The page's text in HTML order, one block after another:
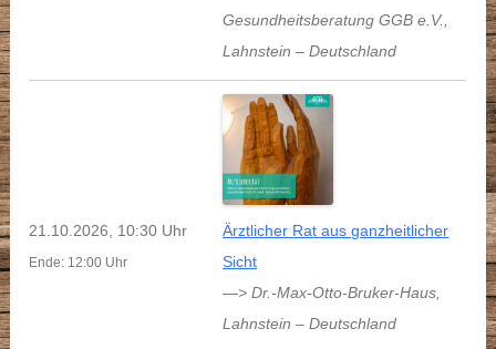
Gesundheitsberatung GGB e.V.,
Lahnstein –Deutschland
21.10.2026, 10:30 Uhr
Ende: 12:00 Uhr
Ärztlicher Rat aus ganzheitlicher
Sicht
—> Dr.-Max-Otto-Bruker-Haus,
Lahnstein –Deutschland